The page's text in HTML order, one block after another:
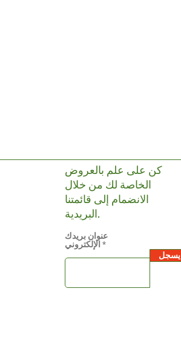
كن على علم بالعروض
الخاصة لك من خلال
الانضمام إلى قائمتنا
البريدية.
عنوان بريدك
الإلكتروني
يسجل